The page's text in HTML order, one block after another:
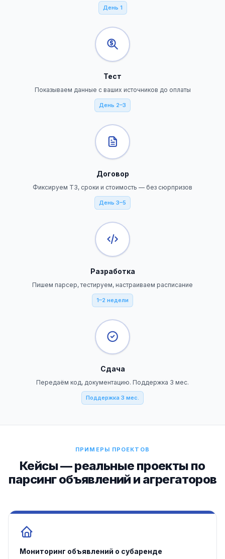
День 1
Тест
Показываем данные с ваших источников до оплаты
День 2–3
Договор
Фиксируем ТЗ, сроки и стоимость — без сюрпризов
День 3–5
Разработка
Пишем парсер, тестируем, настраиваем расписание
1–2 недели
Сдача
Передаём код, документацию. Поддержка 3 мес.
Поддержка 3 мес.
ПРИМЕРЫ ПРОЕКТОВ
Кейсы — реальные проекты по
парсинг объявлений и агрегаторов
Мониторинг объявлений о субаренде